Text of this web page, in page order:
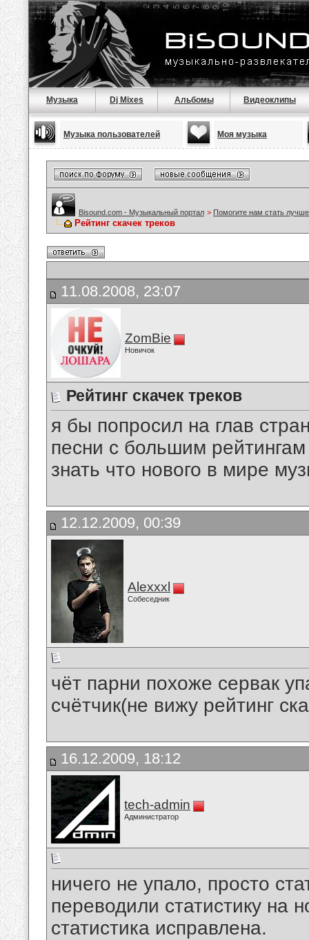
Музыка Dj Mixes Альбомы Видеоклипы
Музыка пользователей Моя музыка
Bisound.com - Музыкальный портал > Помогите нам стать
Рейтинг скачек треков
11.08.2008, 23:07
ZomBie
Новичок
Рейтинг скачек треков
я бы попросил на глав
песни с большим
знать что нового в мире
12.12.2009, 00:39
Alexxxl
Собеседник
чёт парни похоже сервак
счётчик(не вижу рейтинг
16.12.2009, 18:12
tech-admin
Администратор
ничего не упало, просто
переводили статистику на
статистика исправлена.